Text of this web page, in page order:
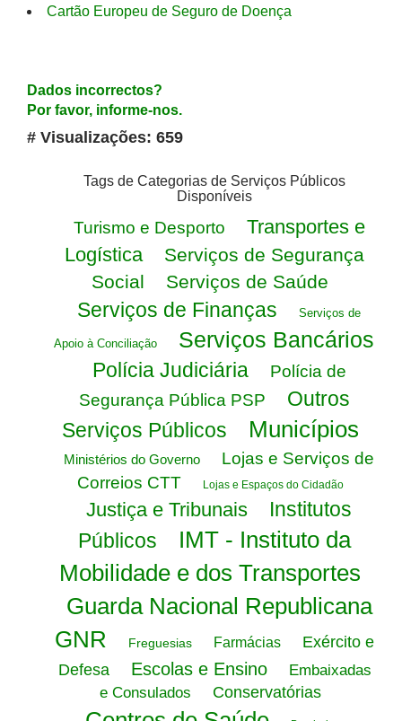
Cartão Europeu de Seguro de Doença
Dados incorrectos?
Por favor, informe-nos.
# Visualizações: 659
Tags de Categorias de Serviços Públicos
Disponíveis
Turismo e Desporto
Transportes e
Logística
Serviços de Segurança
Social
Serviços de Saúde
Serviços de Finanças Serviços de
Apoio à Conciliação Serviços Bancários
Polícia Judiciária
Polícia de
Segurança Pública PSP
Outros
Serviços Públicos
Municípios
Ministérios do Governo
Lojas e Serviços de
Correios CTT
Lojas e Espaços do Cidadão
Justiça e Tribunais
Institutos
Públicos
IMT - Instituto da
Mobilidade e dos Transportes
Guarda Nacional Republicana
GNR
Freguesias Farmácias
Exército e
Defesa
Escolas e Ensino
Embaixadas
e Consulados
Conservatórias